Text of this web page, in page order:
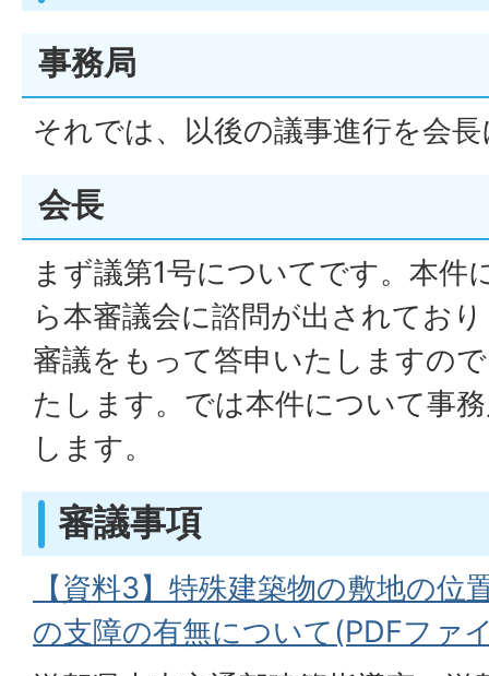
事務局
それでは、以後の議事進行を会
会長
まず議第1号についてです。本件
ら本審議会に諮問が出されてお
審議をもって答申いたしますの
たします。では本件について事
します。
審議事項
【資料3】特殊建築物の敷地の位
の支障の有無について(PDFファ